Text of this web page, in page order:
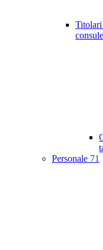
Personale 71